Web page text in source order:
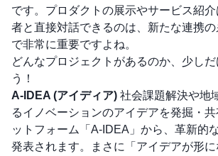
です。プロダクトの展示やサービス紹
者と直接対話できるのは、新たな連携
で非常に重要ですよね。
どんなプロジェクトがあるのか、少し
う！
A-IDEA (アイディア) 社会課題解決や地
るイノベーションのアイデアを発掘・
ットフォーム「A-IDEA」から、革新的
発表されます。まさに「アイデアが形